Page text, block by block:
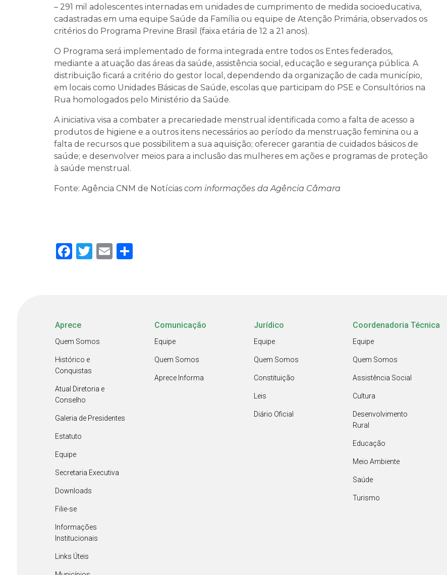
– 291 mil adolescentes internadas em unidades de cumprimento de medida socioeducativa,
cadastradas em uma equipe Saúde da Família ou equipe de Atenção Primária, observados os
critérios do Programa Previne Brasil (faixa etária de 12 a 21 anos).
O Programa será implementado de forma integrada entre todos os Entes federados,
mediante a atuação das áreas da saúde, assistência social, educação e segurança pública. A
distribuição ficará a critério do gestor local, dependendo da organização de cada município,
em locais como Unidades Básicas de Saúde, escolas que participam do PSE e Consultórios na
Rua homologados pelo Ministério da Saúde.
A iniciativa visa a combater a precariedade menstrual identificada como a falta de acesso a
produtos de higiene e a outros itens necessários ao período da menstruação feminina ou a
falta de recursos que possibilitem a sua aquisição; oferecer garantia de cuidados básicos de
saúde; e desenvolver meios para a inclusão das mulheres em ações e programas de proteção
à saúde menstrual.
Fonte: Agência CNM de Notícias com informações da Agência Câmara
Facebook
Twitter
Email
Aprece
Quem Somos
Histórico e
Conquistas
Atual Diretoria e
Conselho
Galeria de Presidentes
Estatuto
Equipe
Secretaria Executiva
Downloads
Filie-se
Informações
Institucionais
Links Úteis
Comunicação
Equipe
Quem Somos
Aprece Informa
Jurídico
Equipe
Quem Somos
Constituição
Leis
Diário Oficial
Coordenadoria Técnica
Equipe
Quem Somos
Assistência Social
Cultura
Desenvolvimento
Rural
Educação
Meio Ambiente
Saúde
Turismo